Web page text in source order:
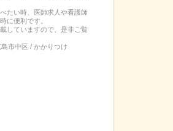
たい時、医師求人や看護師
に便利です。
していますので、是非ご覧
市中区 / かかりつけ